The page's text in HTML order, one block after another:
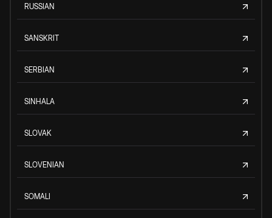
RUSSIAN
SANSKRIT
SERBIAN
SINHALA
SLOVAK
SLOVENIAN
SOMALI